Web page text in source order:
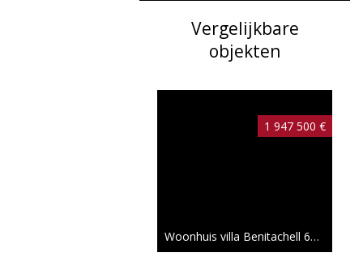
Vergelijkbare
objekten
1 947 500 €
Woonhuis villa Benitachell 613 m²